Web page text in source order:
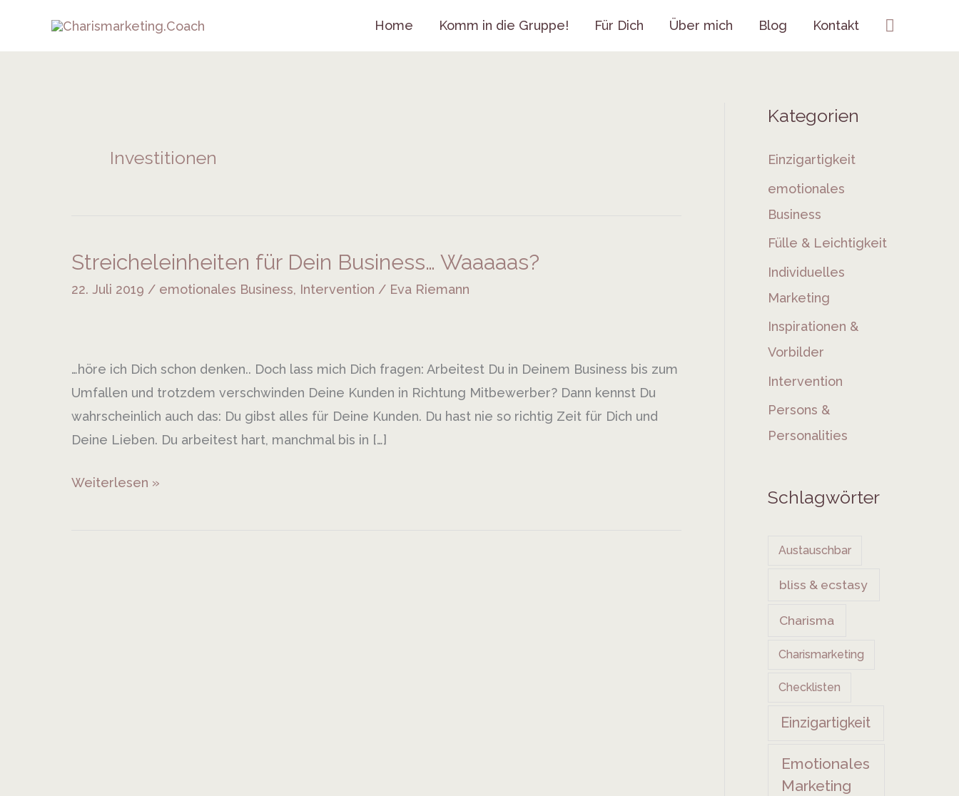
Home Komm in die Gruppe! Für Dich Über mich Blog Kontakt Suchen
Investitionen
Streicheleinheiten für Dein Business… Waaaaas?
22. Juli 2019 / emotionales Business, Intervention / Eva Riemann
…höre ich Dich schon denken.. Doch lass mich Dich fragen: Arbeitest Du in Deinem Business bis zum
Umfallen und trotzdem verschwinden Deine Kunden in Richtung Mitbewerber? Dann kennst Du
wahrscheinlich auch das: Du gibst alles für Deine Kunden. Du hast nie so richtig Zeit für Dich und
Deine Lieben. Du arbeitest hart, manchmal bis in […]
Streicheleinheiten
für
Weiterlesen »
Kategorien
Einzigartigkeit
emotionales
Business
Fülle & Leichtigkeit
Individuelles
Marketing
Inspirationen &
Vorbilder
Intervention
Persons &
Personalities
Schlagwörter
Austauschbar
bliss & ecstasy
Charisma
Charismarketing
Checklisten
Einzigartigkeit
Emotionales
Marketing